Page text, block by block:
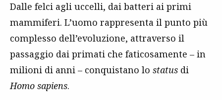
Dalle felci agli uccelli, dai batteri ai primi
mammiferi. L’uomo rappresenta il punto più
complesso dell’evoluzione, attraverso il
passaggio dai primati che faticosamente – in
milioni di anni – conquistano lo status di
Homo sapiens.